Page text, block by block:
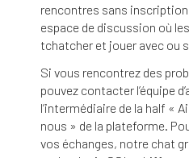
rencontres sans
espace de discussion où
tchatcher et jouer avec ou
Si vous rencontrez des
pouvez contacter l’équipe
l’intermédiaire de la half «
nous » de la plateforme.
vos échanges, notre chat